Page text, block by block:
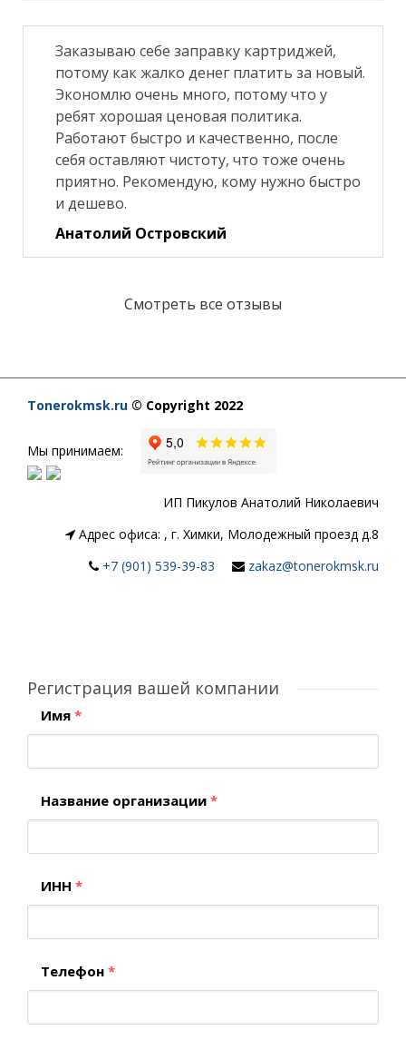
Заказываю себе заправку картриджей,
потому как жалко денег платить за новый.
Экономлю очень много, потому что у
ребят хорошая ценовая политика.
Работают быстро и качественно, после
себя оставляют чистоту, что тоже очень
приятно. Рекомендую, кому нужно быстро
и дешево.
Анатолий Островский
Смотреть все отзывы
Tonerokmsk.ru © Copyright 2022
Мы принимаем:
ИП Пикулов Анатолий Николаевич
Адрес офиса: , г. Химки, Молодежный проезд д.8
+7 (901) 539-39-83
zakaz@tonerokmsk.ru
Регистрация вашей компании
Имя *
Название организации *
ИНН *
Телефон *